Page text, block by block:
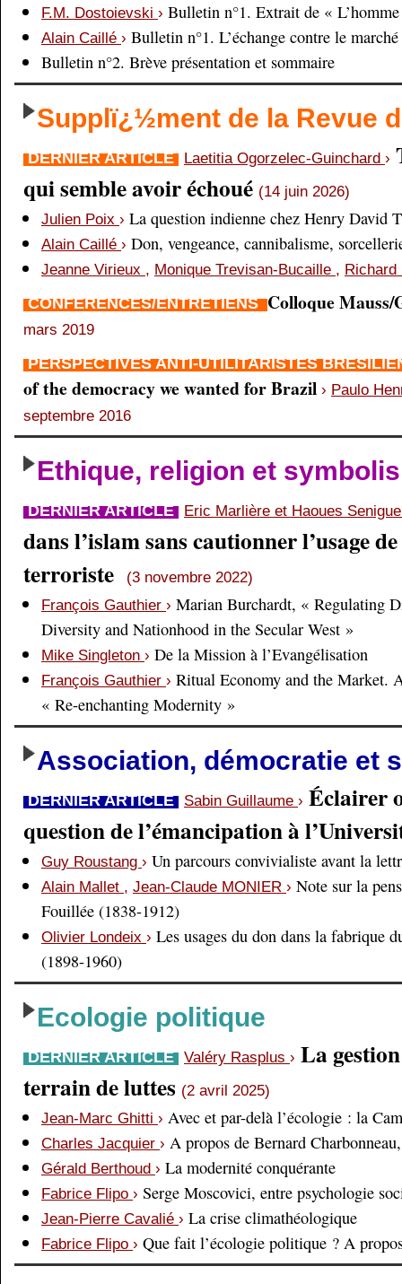
F.M. Dostoievski › Bulletin n°1. Extrait de «
Alain Caillé › Bulletin n°1. L’échange contre le marché
Bulletin n°2. Brève présentation et sommaire
Supplï¿½ment de la Revue
DERNIER ARTICLE Laetitia Ogorzelec-Guinchard ›
qui semble avoir échoué (14 juin 2026)
Julien Poix › La question indienne chez Henry David
Alain Caillé › Don, vengeance, cannibalisme,
Jeanne Virieux , Monique Trevisan-Bucaille ,
CONFÉRENCES/ENTRETIENS Colloque
mars 2019
PERSPECTIVES ANTI-UTILITARISTES
of the democracy we wanted for Brazil › Paulo
septembre 2016
Ethique, religion et
DERNIER ARTICLE Eric Marlière et Haoues
dans l’islam sans cautionner l’usage
terroriste
(3 novembre 2022)
François Gauthier › Marian Burchardt, « Regulating
Diversity and Nationhood in the Secular West »
Mike Singleton › De la Mission à l’Evangélisation
François Gauthier › Ritual Economy and the Market.
« Re-enchanting Modernity »
Association, démocratie et
DERNIER ARTICLE Sabin Guillaume › Éclairer
question de l’émancipation à
Guy Roustang › Un parcours convivialiste avant la
Alain Mallet , Jean-Claude MONIER › Note sur la
Fouillée (1838-1912)
Olivier Londeix › Les usages du don dans la fabrique
(1898-1960)
Ecologie politique
DERNIER ARTICLE Valéry Rasplus › La
terrain de luttes (2 avril 2025)
Jean-Marc Ghitti › Avec et par-delà l’écologie : la
Charles Jacquier › A propos de Bernard
Gérald Berthoud › La modernité conquérante
Fabrice Flipo › Serge Moscovici, entre psychologie
Jean-Pierre Cavalié › La crise climathéologique
Fabrice Flipo › Que fait l’écologie politique ? A